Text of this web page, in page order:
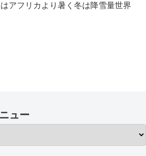
アフリカより暑く冬は降雪量世界
ュー